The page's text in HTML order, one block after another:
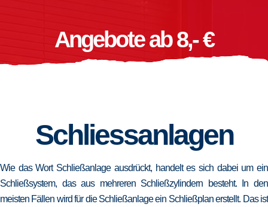
Angebote ab 8,- €
Schliessanlagen
Wie das Wort Schließanlage ausdrückt, handelt es sich dabei um ein
Schließsystem, das aus mehreren Schließzylindern besteht. In den
meisten Fällen wird für die Schließanlage ein Schließplan erstellt. Das ist